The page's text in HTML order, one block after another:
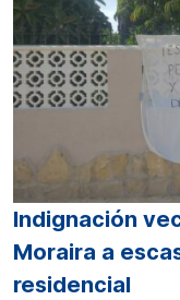
Indignación
Moraira a
residencial